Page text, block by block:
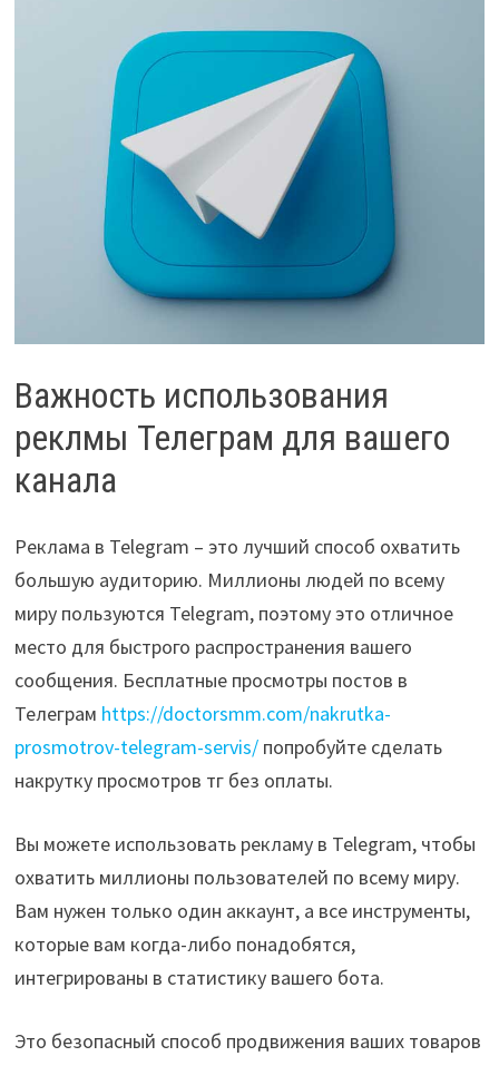
Важность использования
реклмы Телеграм для вашего
канала
Реклама в Telegram – это лучший способ охватить
большую аудиторию. Миллионы людей по всему
миру пользуются Telegram, поэтому это отличное
место для быстрого распространения вашего
сообщения. Бесплатные просмотры постов в
Телеграм https://doctorsmm.com/nakrutka-
prosmotrov-telegram-servis/попробуйте сделать
накрутку просмотров тг без оплаты.
Вы можете использовать рекламу в Telegram, чтобы
охватить миллионы пользователей по всему миру.
Вам нужен только один аккаунт, а все инструменты,
которые вам когда-либо понадобятся,
интегрированы в статистику вашего бота.
Это безопасный способ продвижения ваших товаров